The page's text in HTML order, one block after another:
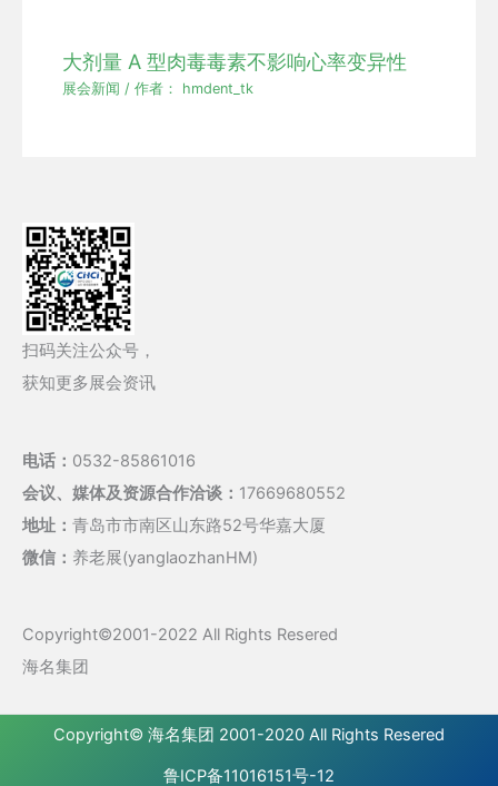
大剂量 A 型肉毒毒素不影响心率变异性
展会新闻 / 作者： hmdent_tk
扫码关注公众号，
获知更多展会资讯
电话： 0532-85861016
会议、媒体及资源合作洽谈： 17669680552
地址： 青岛市市南区山东路52号华嘉大厦
微信： 养老展(yanglaozhanHM)
Copyright©2001-2022 All Rights Resered
海名集团
Copyright© 海名集团 2001-2020 All Rights Resered
鲁ICP备11016151号-12